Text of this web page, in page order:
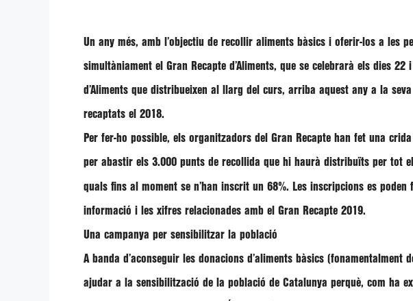
Un any més, amb l’objectiu de recollir aliments bàsics i oferir-los a les
simultàniament el Gran Recapte d’Aliments, que se celebrarà els dies 22 i
d’Aliments que distribueixen al llarg del curs, arriba aquest any a la seva
recaptats el 2018.
Per fer-ho possible, els organitzadors del Gran Recapte han fet una
per abastir els 3.000 punts de recollida que hi haurà distribuïts per tot
quals fins al moment se n’han inscrit un 68%. Les inscripcions es poden
informació i les xifres relacionades amb el Gran Recapte 2019.
Una campanya per sensibilitzar la població
A banda d’aconseguir les donacions d’aliments bàsics
ajudar a la sensibilització de la població de Catalunya perquè, com ha